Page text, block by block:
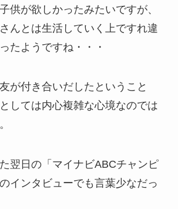
供が欲しかったみたいですが、
んとは生活していく上ですれ違
たようですね・・・
が付き合いだしたということ
しては内心複雑な心境なのでは
翌日の「マイナビABCチャンピ
インタビューでも言葉少なだっ